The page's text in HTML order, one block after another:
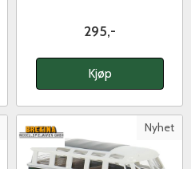
295,-
Kjøp
Nyhet